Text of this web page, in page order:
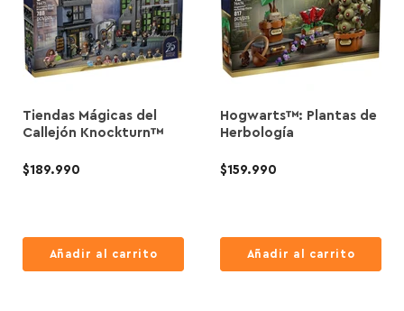
Tiendas Mágicas del
Callejón Knockturn™
$189.990
Añadir al carrito
Hogwarts™: Plantas de
Herbología
$159.990
Añadir al carrito